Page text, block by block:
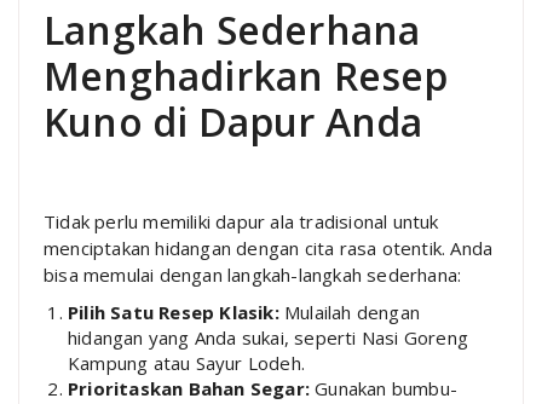
Langkah Sederhana
Menghadirkan Resep
Kuno di Dapur Anda
Tidak perlu memiliki dapur ala tradisional untuk
menciptakan hidangan dengan cita rasa otentik. Anda
bisa memulai dengan langkah-langkah sederhana:
Pilih Satu Resep Klasik:Mulailah dengan
hidangan yang Anda sukai, seperti Nasi Goreng
Kampung atau Sayur Lodeh.
Prioritaskan Bahan Segar: Gunakan bumbu-